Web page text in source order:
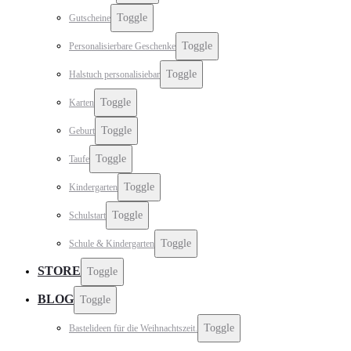
Gutscheine Toggle
Personalisierbare Geschenke Toggle
Halstuch personalisiebar Toggle
Karten Toggle
Geburt Toggle
Taufe Toggle
Kindergarten Toggle
Schulstart Toggle
Schule & Kindergarten Toggle
STORE Toggle
BLOG Toggle
Bastelideen für die Weihnachtszeit. Toggle